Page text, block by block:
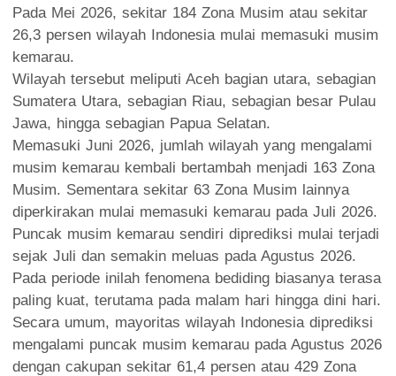
Pada Mei 2026, sekitar 184 Zona Musim atau sekitar
26,3 persen wilayah Indonesia mulai memasuki musim
kemarau.
Wilayah tersebut meliputi Aceh bagian utara, sebagian
Sumatera Utara, sebagian Riau, sebagian besar Pulau
Jawa, hingga sebagian Papua Selatan.
Memasuki Juni 2026, jumlah wilayah yang mengalami
musim kemarau kembali bertambah menjadi 163 Zona
Musim. Sementara sekitar 63 Zona Musim lainnya
diperkirakan mulai memasuki kemarau pada Juli 2026.
Puncak musim kemarau sendiri diprediksi mulai terjadi
sejak Juli dan semakin meluas pada Agustus 2026.
Pada periode inilah fenomena bediding biasanya terasa
paling kuat, terutama pada malam hari hingga dini hari.
Secara umum, mayoritas wilayah Indonesia diprediksi
mengalami puncak musim kemarau pada Agustus 2026
dengan cakupan sekitar 61,4 persen atau 429 Zona